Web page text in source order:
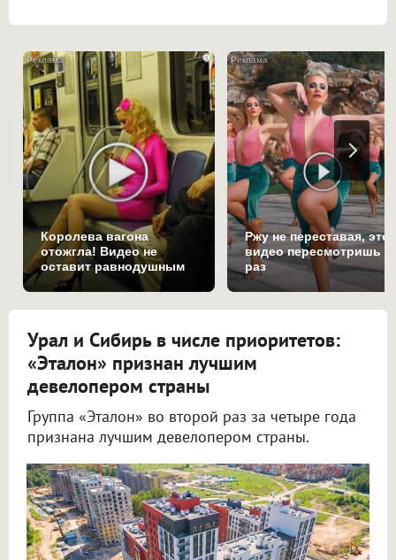
i
Королева вагона
отожгла! Видео не
оставит равнодушным
Ржу не переставая, это
видео пересмотришь
раз
Урал и Сибирь в числе приоритетов:
«Эталон» признан лучшим
девелопером страны
Группа «Эталон» во второй раз за четыре года
признана лучшим девелопером страны.